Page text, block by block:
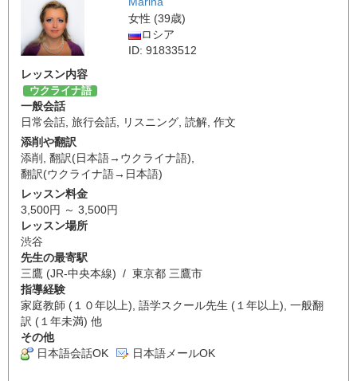
女性 (39歳)
ロシア
ID: 91833512
レッスン内容
ウクライナ語
一般会話
日常会話 旅行会話 リスニング 読解 作文
添削や翻訳
添削
翻訳(日本語→ウクライナ語)
翻訳(ウクライナ語→日本語)
レッスン料金
3,500円 ～ 3,500円
レッスン場所
渋谷
先生の最寄駅
三鷹 (JR-中央本線) / 東京都 三鷹市
指導経験
家庭教師 (１０年以上), 語学スクール先生 (１年以上), 一般翻
訳 (１年未満) 他
その他
日本語会話OK
日本語メールOK